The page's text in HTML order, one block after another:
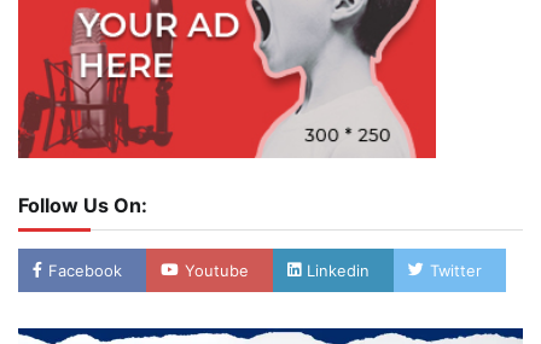
Follow Us On:
Facebook Youtube Linkedin Twitter